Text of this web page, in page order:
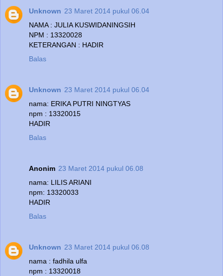
Unknown 23 Maret 2014 pukul 06.04
NAMA : JULIA KUSWIDANINGSIH
NPM : 13320028
KETERANGAN : HADIR
Balas
Unknown 23 Maret 2014 pukul 06.04
nama: ERIKA PUTRI NINGTYAS
npm : 13320015
HADIR
Balas
Anonim 23 Maret 2014 pukul 06.08
nama: LILIS ARIANI
npm: 13320033
HADIR
Balas
Unknown 23 Maret 2014 pukul 06.08
nama : fadhila ulfa
npm : 13320018